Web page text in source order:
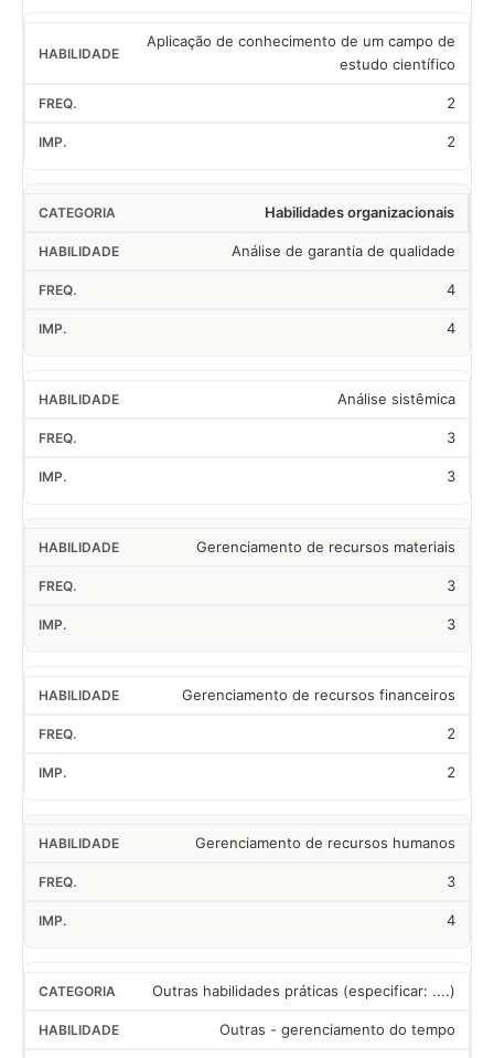
Aplicação de conhecimento de um campo de
estudo científico
2
2
Habilidades organizacionais
Análise de garantia de qualidade
4
4
Análise sistêmica
3
3
Gerenciamento de recursos materiais
3
3
Gerenciamento de recursos financeiros
2
2
Gerenciamento de recursos humanos
3
4
Outras habilidades práticas (especificar: ....)
Outras - gerenciamento do tempo